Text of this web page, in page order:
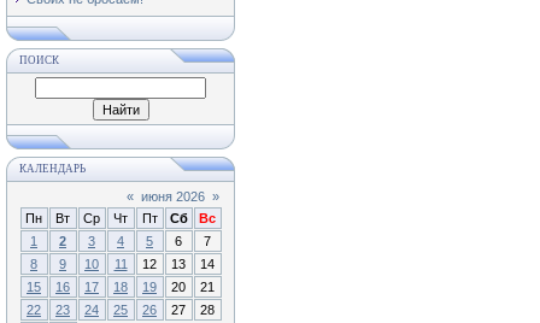
ПОИСК
КАЛЕНДАРЬ
« июня 2026 »
Пн
Вт Ср Чт Пт Сб
Вс
1
2 3 4 5 6
7
8
9 10 11 12 13
14
15
16 17 18 19 20
21
22
23 24 25 26 27
28